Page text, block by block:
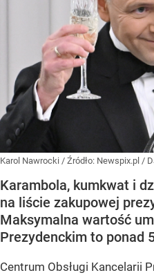
Karol Nawrocki / Źródło: Newspix.pl /
Karambola, kumkwat i
na liście zakupowej
Maksymalna wartość
Prezydenckim to ponad
Centrum Obsługi Kancelarii